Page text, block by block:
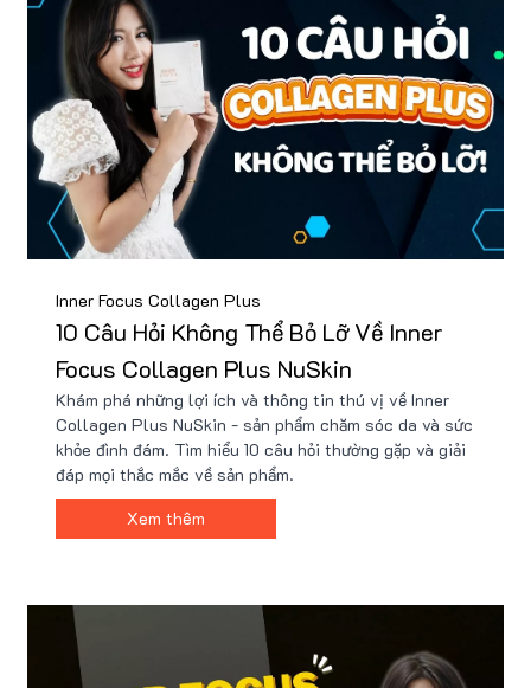
Inner Focus Collagen Plus
10 Câu Hỏi Không Thể Bỏ Lỡ Về Inner
Focus Collagen Plus NuSkin
Khám phá những lợi ích và thông tin thú vị về Inner
Collagen Plus NuSkin - sản phẩm chăm sóc da và sức
khỏe đình đám. Tìm hiểu 10 câu hỏi thường gặp và giải
đáp mọi thắc mắc về sản phẩm.
Xem thêm